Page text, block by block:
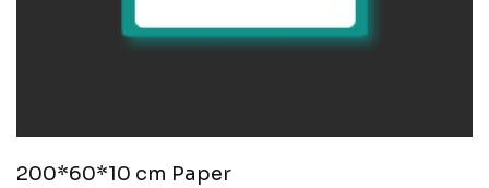
200*60*10 cm Paper